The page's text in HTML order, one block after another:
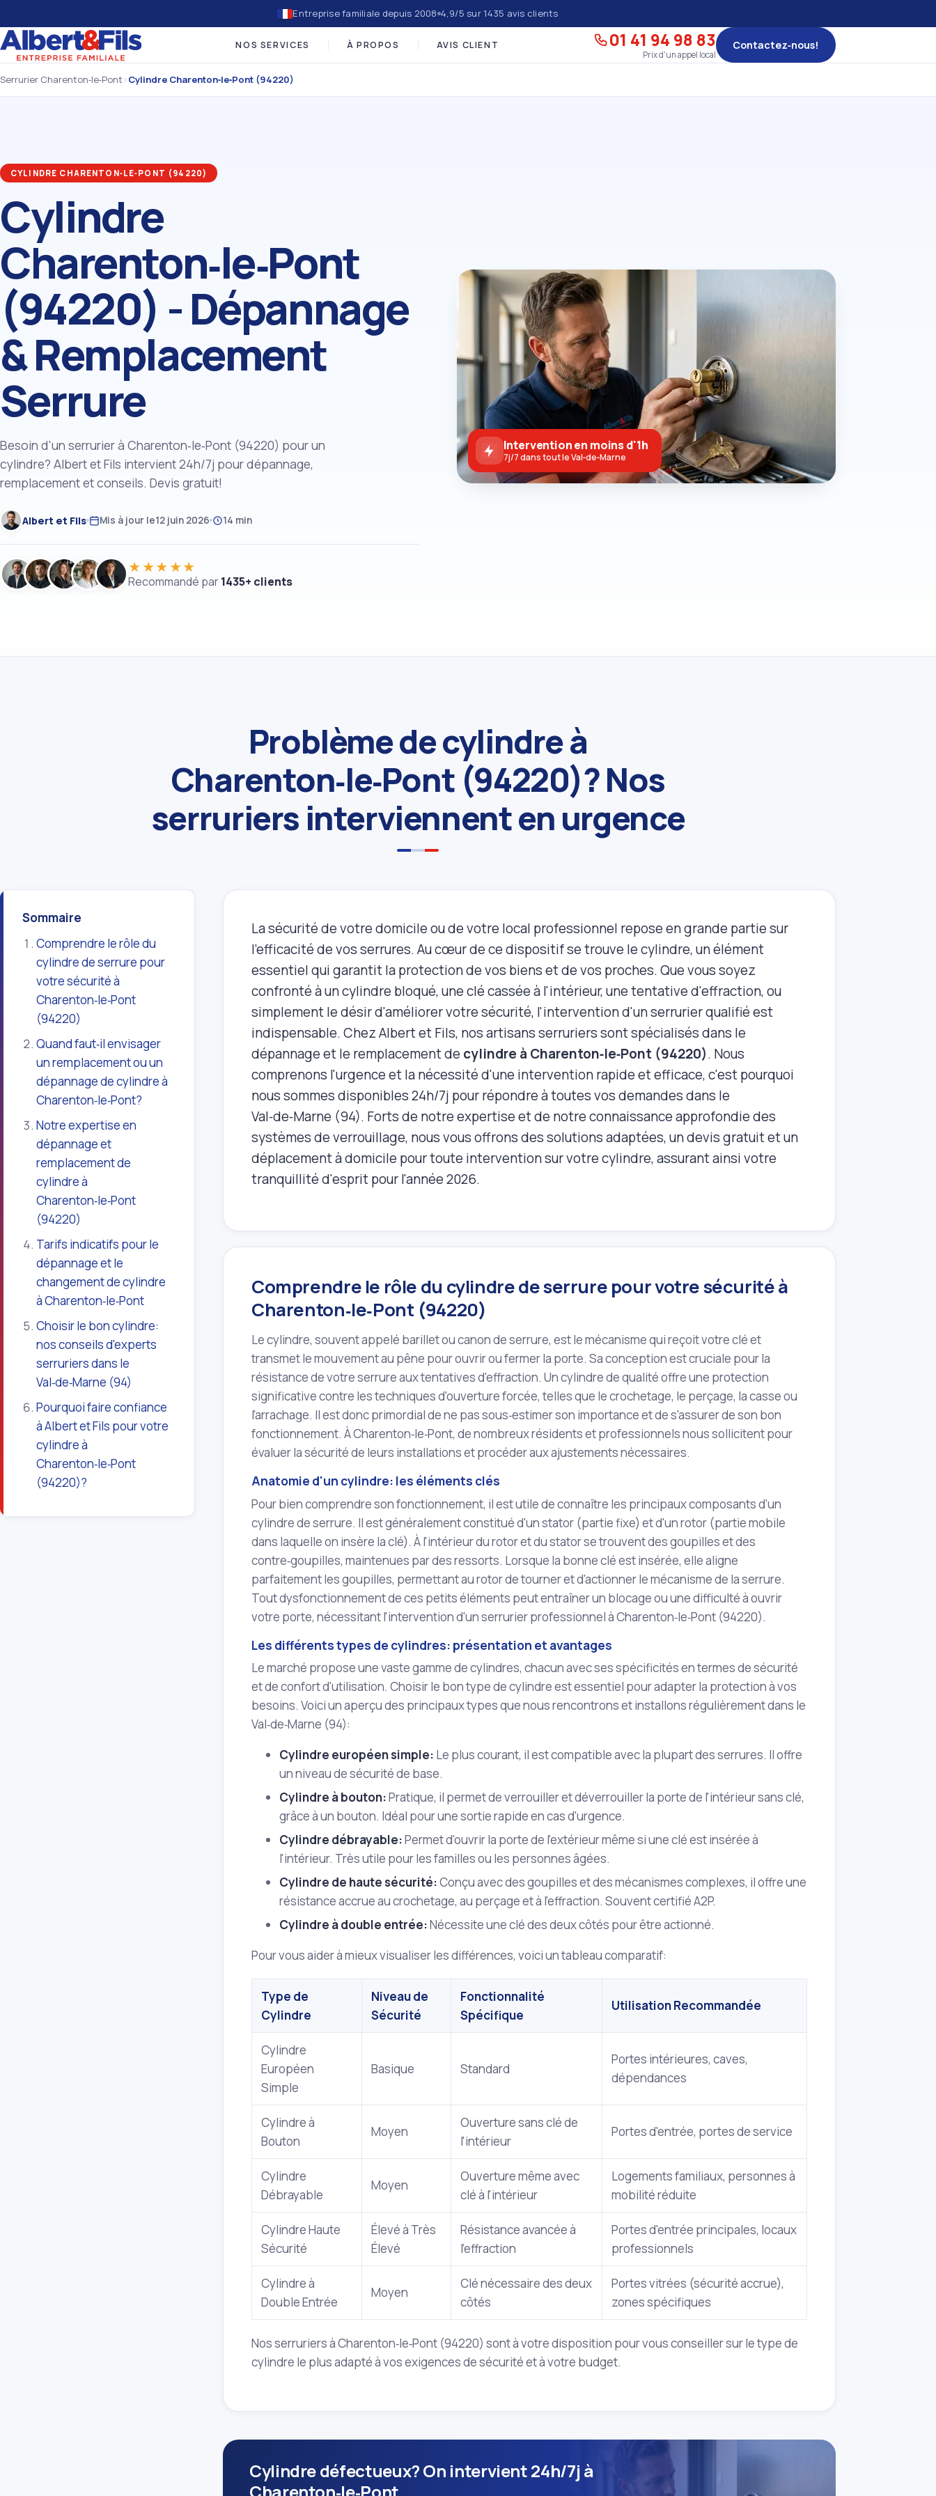
Entreprise familiale depuis 2008 4,9/5 sur 1435 avis clients
NOS SERVICES À PROPOS AVIS CLIENT 01 41 94 98 83
Prix d'un appel local
Contactez‑nous!
Serrurier Charenton‑le‑Pont ›Cylindre Charenton‑le‑Pont (94220)
CYLINDRE CHARENTON‑LE‑PONT (94220)
Cylindre
Charenton‑le‑Pont
(94220) - Dépannage
& Remplacement
Serrure
Besoin d'un serrurier à Charenton‑le‑Pont (94220) pour un
cylindre? Albert et Fils intervient 24h/7j pour dépannage,
remplacement et conseils. Devis gratuit!
Albert et Fils Mis à jour le12 juin 2026 14 min
★★★★★
Recommandé par1435+ clients
Intervention en moins d'1h
7j/7 dans tout le Val‑de‑Marne
Problème de cylindre à
Charenton‑le‑Pont (94220)? Nos
serruriers interviennent en urgence
Sommaire
Comprendre le rôle du
cylindre de serrure pour
votre sécurité à
Charenton‑le‑Pont
(94220)
Quand faut‑il envisager
un remplacement ou un
dépannage de cylindre à
Charenton‑le‑Pont?
Notre expertise en
dépannage et
remplacement de
cylindre à
Charenton‑le‑Pont
(94220)
Tarifs indicatifs pour le
dépannage et le
changement de cylindre
à Charenton‑le‑Pont
Choisir le bon cylindre:
nos conseils d'experts
serruriers dans le
Val‑de‑Marne (94)
Pourquoi faire confiance
à Albert et Fils pour votre
cylindre à
Charenton‑le‑Pont
(94220)?
La sécurité de votre domicile ou de votre local professionnel repose en grande partie sur
l'efficacité de vos serrures. Au cœur de ce dispositif se trouve le cylindre, un élément
essentiel qui garantit la protection de vos biens et de vos proches. Que vous soyez
confronté à un cylindre bloqué, une clé cassée à l'intérieur, une tentative d'effraction, ou
simplement le désir d'améliorer votre sécurité, l'intervention d'un serrurier qualifié est
indispensable. Chez Albert et Fils, nos artisans serruriers sont spécialisés dans le
dépannage et le remplacement de cylindre à Charenton‑le‑Pont (94220). Nous
comprenons l'urgence et la nécessité d'une intervention rapide et efficace, c'est pourquoi
nous sommes disponibles 24h/7j pour répondre à toutes vos demandes dans le
Val‑de‑Marne (94). Forts de notre expertise et de notre connaissance approfondie des
systèmes de verrouillage, nous vous offrons des solutions adaptées, un devis gratuit et un
déplacement à domicile pour toute intervention sur votre cylindre, assurant ainsi votre
tranquillité d'esprit pour l'année2026.
Comprendre le rôle du cylindre de serrure pour votre sécurité à
Charenton‑le‑Pont (94220)
Le cylindre, souvent appelé barillet ou canon de serrure, est le mécanisme qui reçoit votre clé et
transmet le mouvement au pêne pour ouvrir ou fermer la porte. Sa conception est cruciale pour la
résistance de votre serrure aux tentatives d'effraction. Un cylindre de qualité offre une protection
significative contre les techniques d'ouverture forcée, telles que le crochetage, le perçage, la casse ou
l'arrachage. Il est donc primordial de ne pas sous‑estimer son importance et de s'assurer de son bon
fonctionnement. À Charenton‑le‑Pont, de nombreux résidents et professionnels nous sollicitent pour
évaluer la sécurité de leurs installations et procéder aux ajustements nécessaires.
Anatomie d'un cylindre: les éléments clés
Pour bien comprendre son fonctionnement, il est utile de connaître les principaux composants d'un
cylindre de serrure. Il est généralement constitué d'un stator (partie fixe) et d'un rotor (partie mobile
dans laquelle on insère la clé). À l'intérieur du rotor et du stator se trouvent des goupilles et des
contre‑goupilles, maintenues par des ressorts. Lorsque la bonne clé est insérée, elle aligne
parfaitement les goupilles, permettant au rotor de tourner et d'actionner le mécanisme de la serrure.
Tout dysfonctionnement de ces petits éléments peut entraîner un blocage ou une difficulté à ouvrir
votre porte, nécessitant l'intervention d'un serrurier professionnel à Charenton‑le‑Pont (94220).
Les différents types de cylindres: présentation et avantages
Le marché propose une vaste gamme de cylindres, chacun avec ses spécificités en termes de sécurité
et de confort d'utilisation. Choisir le bon type de cylindre est essentiel pour adapter la protection à vos
besoins. Voici un aperçu des principaux types que nous rencontrons et installons régulièrement dans le
Val‑de‑Marne (94):
Cylindre européen simple: Le plus courant, il est compatible avec la plupart des serrures. Il offre
un niveau de sécurité de base.
Cylindre à bouton:Pratique, il permet de verrouiller et déverrouiller la porte de l'intérieur sans clé,
grâce à un bouton. Idéal pour une sortie rapide en cas d'urgence.
Cylindre débrayable:Permet d'ouvrir la porte de l'extérieur même si une clé est insérée à
l'intérieur. Très utile pour les familles ou les personnes âgées.
Cylindre de haute sécurité:Conçu avec des goupilles et des mécanismes complexes, il offre une
résistance accrue au crochetage, au perçage et à l'effraction. Souvent certifié A2P.
Cylindre à double entrée:Nécessite une clé des deux côtés pour être actionné.
Pour vous aider à mieux visualiser les différences, voici un tableau comparatif:
Type de
Cylindre
Niveau de
Sécurité
Fonctionnalité
Spécifique
Utilisation Recommandée
Cylindre
Européen
Simple
Basique Standard
Portes intérieures, caves,
dépendances
Cylindre à
Bouton
Moyen
Ouverture sans clé de
l'intérieur
Portes d'entrée, portes de service
Cylindre
Débrayable
Moyen
Ouverture même avec
clé à l'intérieur
Logements familiaux, personnes à
mobilité réduite
Cylindre Haute
Sécurité
Élevé à Très
Élevé
Résistance avancée à
l'effraction
Portes d'entrée principales, locaux
professionnels
Cylindre à
Double Entrée
Moyen
Clé nécessaire des deux
côtés
Portes vitrées (sécurité accrue),
zones spécifiques
Nos serruriers à Charenton‑le‑Pont (94220) sont à votre disposition pour vous conseiller sur le type de
cylindre le plus adapté à vos exigences de sécurité et à votre budget.
Cylindre défectueux? On intervient 24h/7j à